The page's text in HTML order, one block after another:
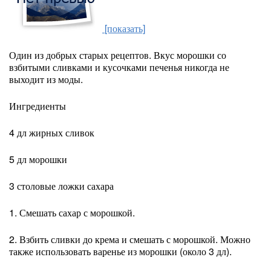
[показать]
Один из добрых старых рецептов. Вкус морошки со
взбитыми сливками и кусочками печенья никогда не
выходит из моды.
Ингредиенты
4 дл жирных сливок
5 дл морошки
3 столовые ложки сахара
1. Смешать сахар с морошкой.
2. Взбить сливки до крема и смешать с морошкой. Можно
также использовать варенье из морошки (около 3 дл).